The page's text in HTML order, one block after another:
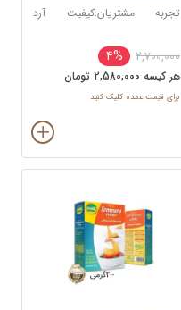
تجربه مشتریان؛کیفیت آرد
و باهمان قیمت
2,700,000
4%
هر کيسه 2,580,000 تومان
برای قیمت عمده کلیک کنید